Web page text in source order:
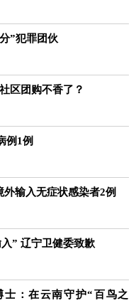
”犯罪团伙
区团购不香了？
例1例
输入无症状感染者2例
” 辽宁卫健委致歉
士：在云南守护“百鸟之